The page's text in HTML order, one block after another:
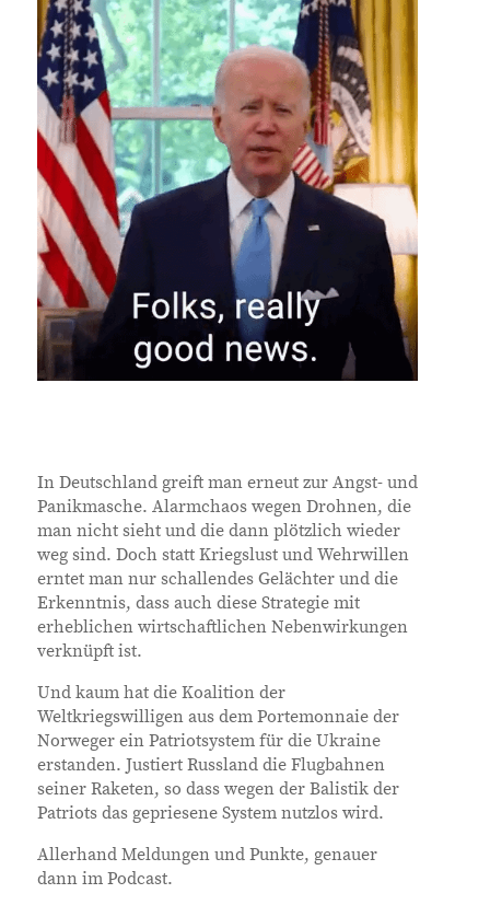
In Deutschland greift man erneut zur Angst- und
Panikmasche. Alarmchaos wegen Drohnen, die
man nicht sieht und die dann plötzlich wieder
weg sind. Doch statt Kriegslust und Wehrwillen
erntet man nur schallendes Gelächter und die
Erkenntnis, dass auch diese Strategie mit
erheblichen wirtschaftlichen Nebenwirkungen
verknüpft ist.
Und kaum hat die Koalition der
Weltkriegswilligen aus dem Portemonnaie der
Norweger ein Patriotsystem für die Ukraine
erstanden. Justiert Russland die Flugbahnen
seiner Raketen, so dass wegen der Balistik der
Patriots das gepriesene System nutzlos wird.
Allerhand Meldungen und Punkte, genauer
dann im Podcast.